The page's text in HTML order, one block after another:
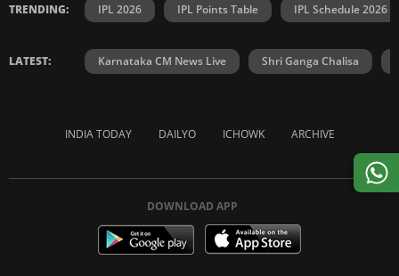
TRENDING: IPL 2026 IPL Points Table IPL Schedule 2026
LATEST: Karnataka CM News Live Shri Ganga Chalisa
INDIA TODAY DAILYO ICHOWK ARCHIVE
DOWNLOAD APP